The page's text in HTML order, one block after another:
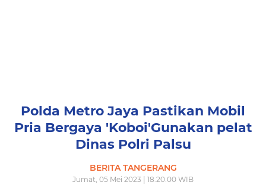
Polda Metro Jaya Pastikan Mobil
Pria Bergaya 'Koboi'Gunakan pelat
Dinas Polri Palsu
BERITA TANGERANG
Jumat, 05 Mei 2023 | 18.20.00 WIB